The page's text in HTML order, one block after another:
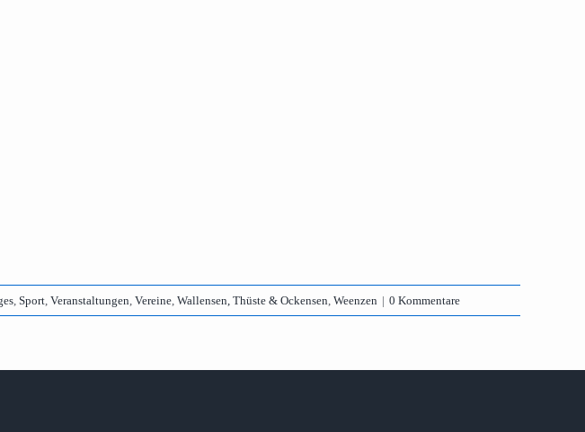
, Sport, Veranstaltungen, Vereine, Wallensen, Thüste & Ockensen, Weenzen | 0 Kommentare